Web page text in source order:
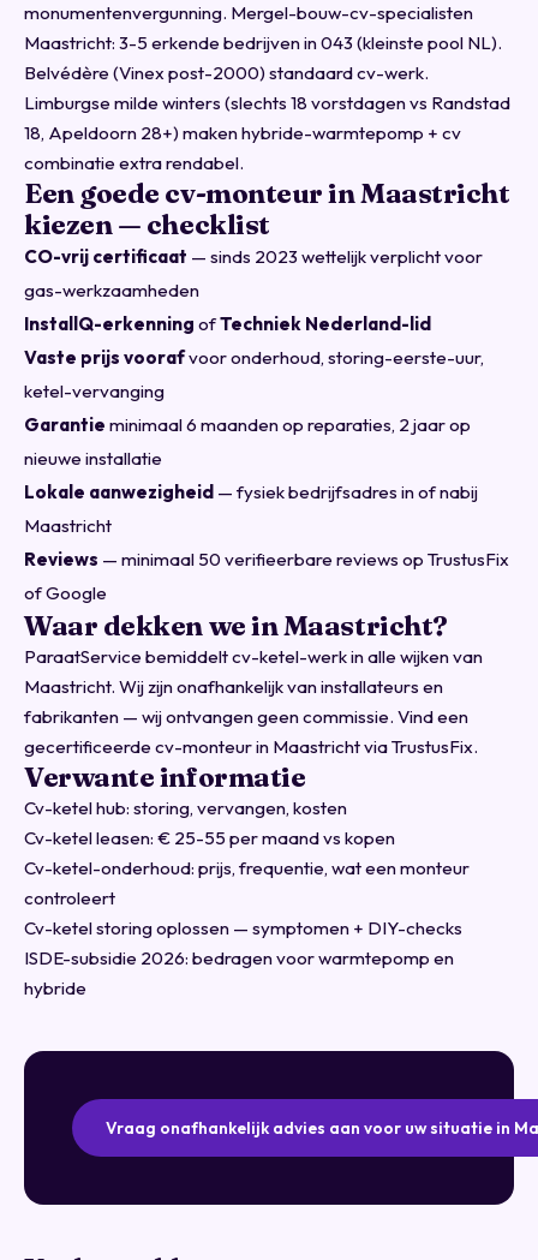
monumentenvergunning. Mergel-bouw-cv-specialisten
Maastricht: 3-5 erkende bedrijven in 043 (kleinste pool NL).
Belvédère (Vinex post-2000) standaard cv-werk.
Limburgse milde winters (slechts 18 vorstdagen vs Randstad
18, Apeldoorn 28+) maken hybride-warmtepomp + cv
combinatie extra rendabel.
Een goede cv-monteur in Maastricht
kiezen — checklist
CO-vrij certificaat — sinds 2023 wettelijk verplicht voor
gas-werkzaamheden
InstallQ-erkenning ofTechniek Nederland-lid
Vaste prijs voorafvoor onderhoud, storing-eerste-uur,
ketel-vervanging
Garantie minimaal 6 maanden op reparaties, 2 jaar op
nieuwe installatie
Lokale aanwezigheid — fysiek bedrijfsadres in of nabij
Maastricht
Reviews — minimaal 50 verifieerbare reviews op TrustusFix
of Google
Waar dekken we in Maastricht?
ParaatService bemiddelt cv-ketel-werk in alle wijken van
Maastricht. Wij zijn onafhankelijk van installateurs en
fabrikanten — wij ontvangen geen commissie. Vind een
gecertificeerde cv-monteur in Maastricht via TrustusFix.
Verwante informatie
Cv-ketel hub: storing, vervangen, kosten
Cv-ketel leasen: € 25-55 per maand vs kopen
Cv-ketel-onderhoud: prijs, frequentie, wat een monteur
controleert
Cv-ketel storing oplossen — symptomen + DIY-checks
ISDE-subsidie 2026: bedragen voor warmtepomp en
hybride
Vraag onafhankelijk advies aan voor uw situatie in